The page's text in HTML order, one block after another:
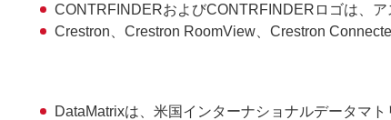
CONTRFINDERおよびCONTRFINDERロゴは、
Crestron、Crestron RoomView、Crestron
DataMatrixは、米国インターナショナルデータマト